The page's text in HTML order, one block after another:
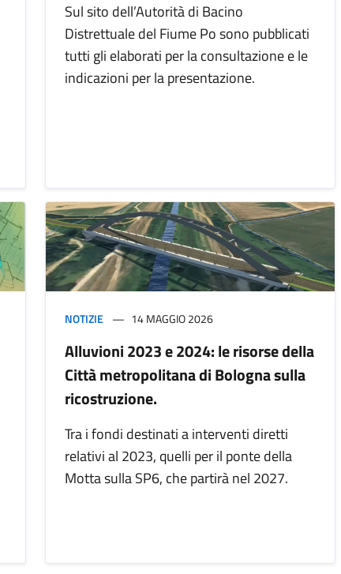
Sul sito dell’Autorità di Bacino
Distrettuale del Fiume Po sono pubblicati
tutti gli elaborati per la consultazione e le
indicazioni per la presentazione.
NOTIZIE 14 MAGGIO 2026
Alluvioni 2023 e 2024: le risorse della
Città metropolitana di Bologna sulla
ricostruzione.
Tra i fondi destinati a interventi diretti
relativi al 2023, quelli per il ponte della
Motta sulla SP6, che partirà nel 2027.